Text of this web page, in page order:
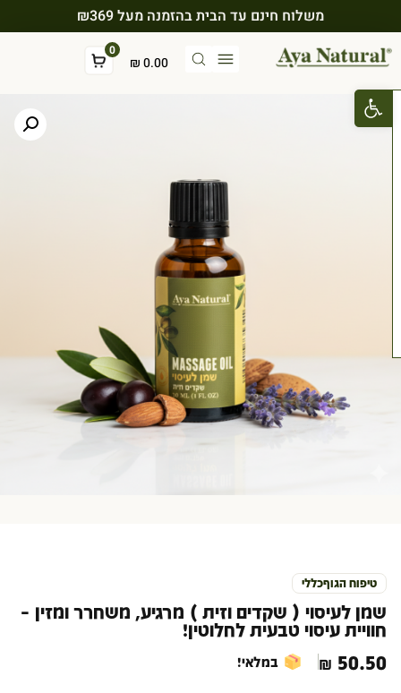
פתח סרגל נגישות
משלוח חינם עד הבית בהזמנה מעל ₪369
₪0.00
0
טיפוח הגוףכללי
שמן לעיסוי ( שקדים וזית ) מרגיע, משחרר ומזין –
חוויית עיסוי טבעית לחלוטין!
₪50.50 במלאי!